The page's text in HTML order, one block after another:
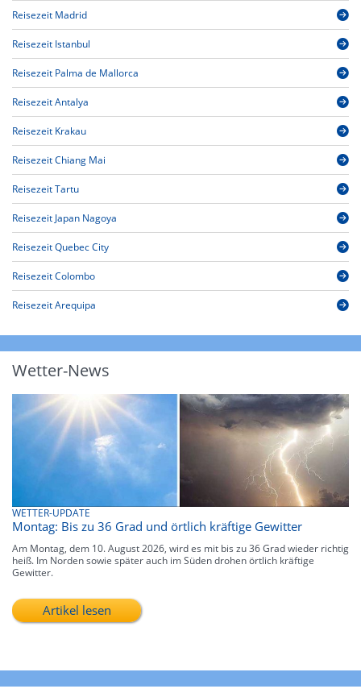
Reisezeit Madrid
Reisezeit Istanbul
Reisezeit Palma de Mallorca
Reisezeit Antalya
Reisezeit Krakau
Reisezeit Chiang Mai
Reisezeit Tartu
Reisezeit Japan Nagoya
Reisezeit Quebec City
Reisezeit Colombo
Reisezeit Arequipa
Wetter-News
WETTER-UPDATE
Montag: Bis zu 36 Grad und örtlich kräftige Gewitter
Am Montag, dem 10. August 2026, wird es mit bis zu 36 Grad wieder richtig
heiß. Im Norden sowie später auch im Süden drohen örtlich kräftige
Gewitter.
Artikel lesen